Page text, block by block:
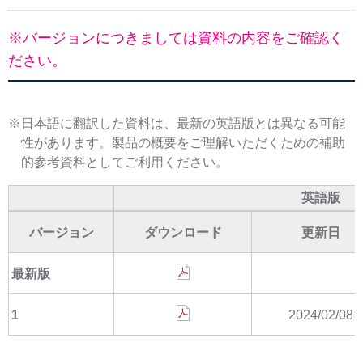
※バージョンにつきましては資料の内容をご確認く
ださい。
※日本語に翻訳した資料は、最新の英語版とは異なる可能
性があります。製品の概要をご理解いただくための補助
的参考資料としてご利用ください。
英語版
バージョン ダウンロード 更新日
最新版
1 2024/02/08